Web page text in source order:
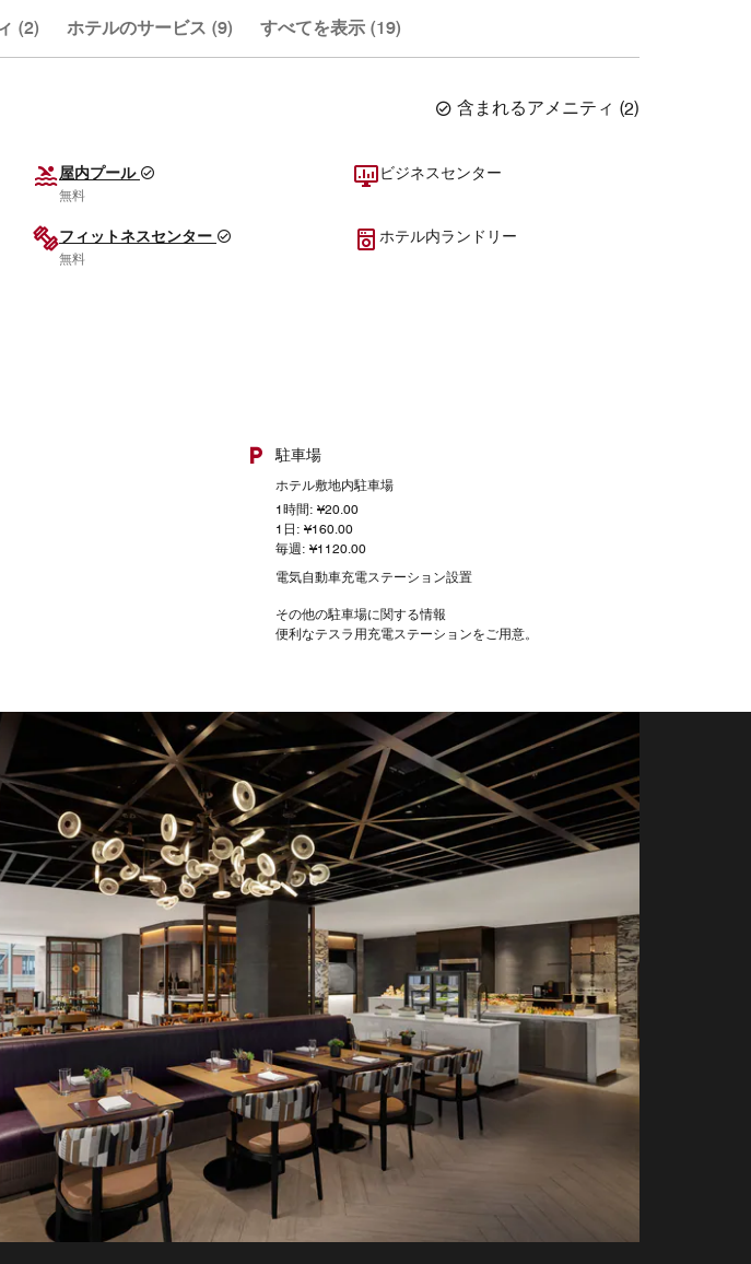
(2) ホテルのサービス (9) すべてを表示 (19)
含まれるアメニティ (2)
屋内プール
無料
ビジネスセンター
フィットネスセンター
無料
ホテル内ランドリー
駐車場
ホテル敷地内駐車場
1時間: ¥20.00
1日: ¥160.00
毎週: ¥1120.00
電気自動車充電ステーション設置
その他の駐車場に関する情報
便利なテスラ用充電ステーションをご用意。